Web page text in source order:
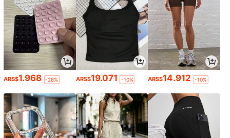
ARS$1.968 -28% ARS$19.071 -10% ARS$14.912 -10%